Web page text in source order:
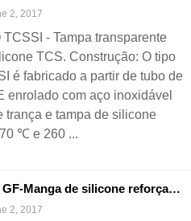
2, 2017
TCSSI - Tampa transparente
TCS. Construção: O tipo
é fabricado a partir de tubo de
enrolado com aço inoxidável
trança e tampa de silicone
℃ e 260 ...
TIPO GF-Manga de silicone reforçada com trança de fibra de vidro
2, 2017